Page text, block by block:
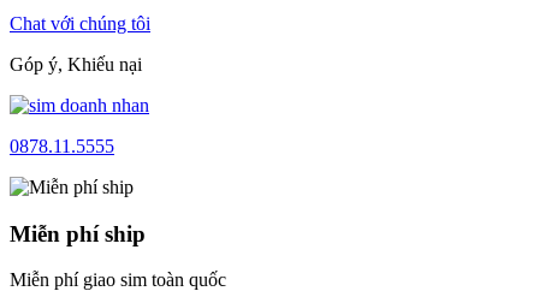
Chat với chúng tôi
Góp ý, Khiếu nại
0878.11.5555
Miễn phí ship
Miễn phí giao sim toàn quốc